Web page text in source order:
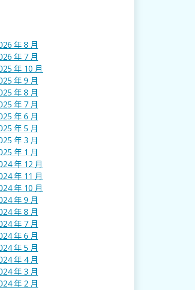
年 8 月
年 7 月
年 10 月
年 9 月
年 8 月
年 7 月
年 6 月
年 5 月
年 3 月
年 1 月
年 12 月
年 11 月
年 10 月
年 9 月
年 8 月
年 7 月
年 6 月
年 5 月
年 4 月
年 3 月
年 2 月